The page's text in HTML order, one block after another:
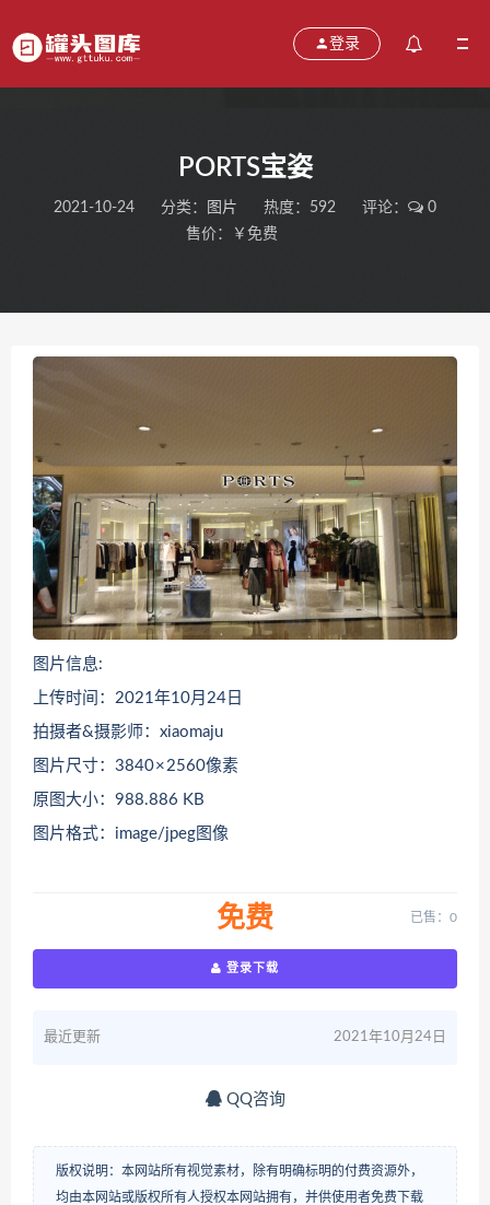
登录
PORTS宝姿
2021-10-24 分类： 图片 热度：592 评论：
0
售价：￥免费
图片信息:
上传时间：2021年10月24日
拍摄者&摄影师：xiaomaju
图片尺寸：3840 × 2560像素
原图大小：988.886 KB
图片格式：image/jpeg图像
免费 已售：0
登录下载
最近更新 2021年10月24日
QQ咨询
版权说明：本网站所有视觉素材，除有明确标明的付费资源外，
均由本网站或版权所有人授权本网站拥有，并供使用者免费下载